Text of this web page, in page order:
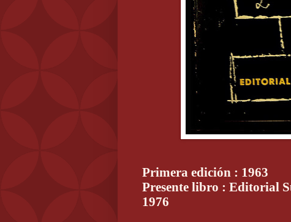
Primera edición : 1963
Presente libro : Editorial
1976